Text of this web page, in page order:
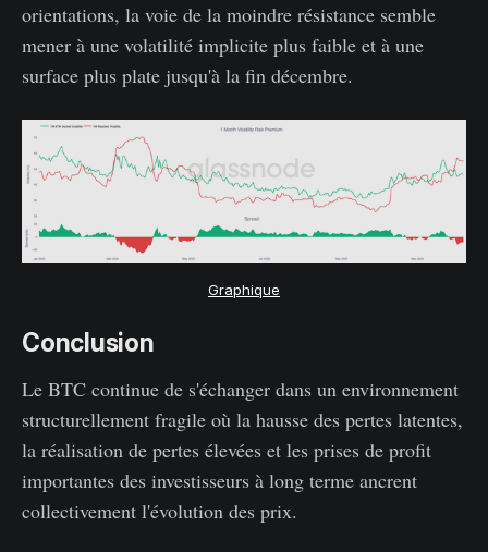
orientations, la voie de la moindre résistance semble
mener à une volatilité implicite plus faible et à une
surface plus plate jusqu'à la fin décembre.
Graphique
Conclusion
Le BTC continue de s'échanger dans un environnement
structurellement fragile où la hausse des pertes latentes,
la réalisation de pertes élevées et les prises de profit
importantes des investisseurs à long terme ancrent
collectivement l'évolution des prix.